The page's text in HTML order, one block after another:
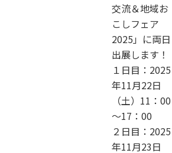
交流＆地域お
こしフェア
2025」に両日
出展します！
１日目：2025
年11月22日
（土）11：00
～17：00
２日目：2025
年11月23日